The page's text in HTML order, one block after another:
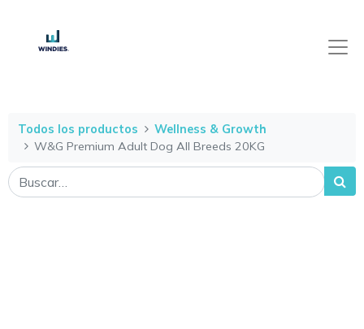
Todos los productos
Wellness & Growth
W&G Premium Adult Dog All Breeds 20KG